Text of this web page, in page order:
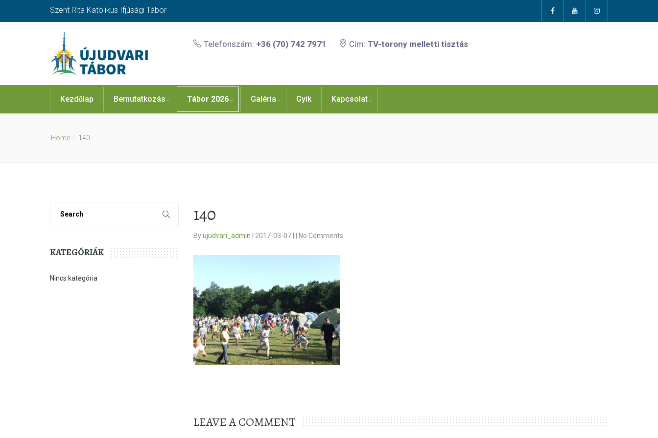
Szent Rita Katolikus Ifjúsági Tábor
Telefonszám: +36 (70) 742 7971 Cím: TV-torony melletti tisztás
Kezdőlap Bemutatkozás Tábor 2026 Galéria Gyik Kapcsolat
Home 140
KATEGÓRIÁK
Nincs kategória
140
Byujudvari_admin 2017-03-07 No Comments
LEAVE A COMMENT